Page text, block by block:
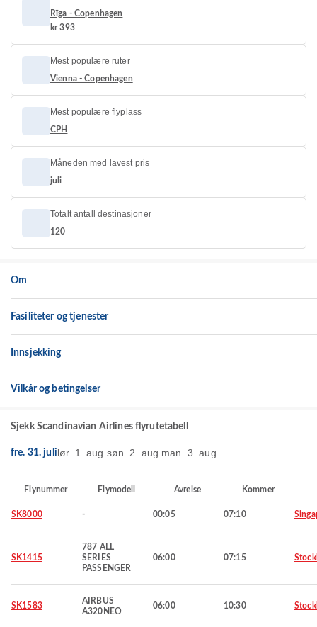
Rīga - Copenhagen
kr 393
Mest populære ruter
Vienna - Copenhagen
Mest populære flyplass
CPH
Måneden med lavest pris
juli
Totalt antall destinasjoner
120
Om
Fasiliteter og tjenester
Innsjekking
Vilkår og betingelser
Sjekk Scandinavian Airlines flyrutetabell
fre. 31. julilør. 1. aug. søn. 2. aug. man. 3. aug.
Flynummer Flymodell Avreise Kommer
SK8000 - 00:05 07:10
SK1415
787 ALL
SERIES
PASSENGER
06:00 07:15
SK1583
AIRBUS
A320NEO
06:00 10:30